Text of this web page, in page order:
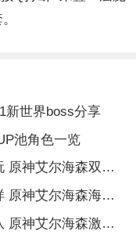
新世界boss分享
池角色一览
原神艾尔海森双草激化队伍怎么玩 原神艾尔海森双草激化队伍详解
原神艾尔海森海纳钟八配队怎么样 原神艾尔海森海纳钟八配队解析
原神艾尔海森的激化体系怎么配队 原神艾尔海森激化体系配队思路